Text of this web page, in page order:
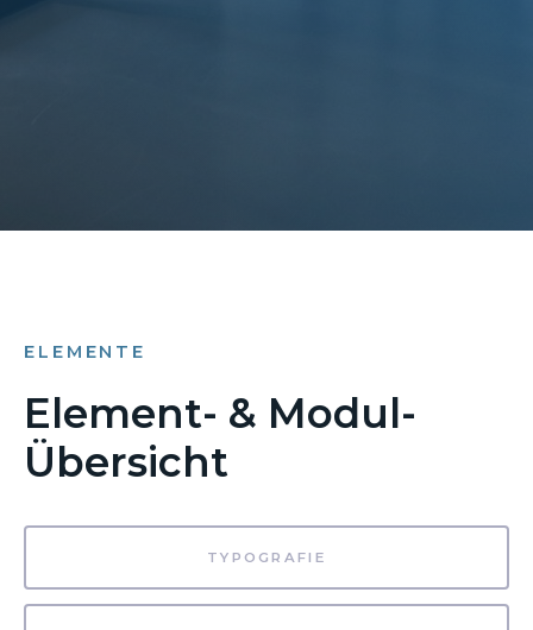
ELEMENTE
Element- & Modul-
Übersicht
TYPOGRAFIE